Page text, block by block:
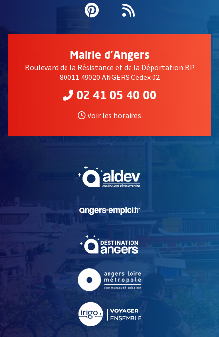
Pinterest
, Ouvre une
Flux RSS
Mairie d'Angers
Boulevard de la Résistance et de la Déportation BP
80011 49020 ANGERS Cedex 02
02 41 05 40 00
Voir les horaires
, Ouvre une nouvelle
, Ouvre une nouvelle